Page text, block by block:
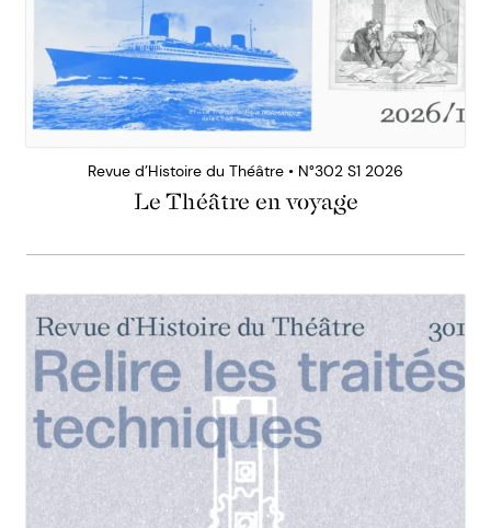
Revue d’Histoire du Théâtre • N°302 S1 2026
Le Théâtre en voyage